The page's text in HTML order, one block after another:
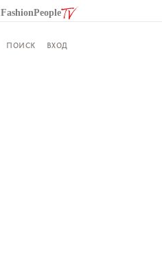
FashionPeople
ПОИСК ВХОД